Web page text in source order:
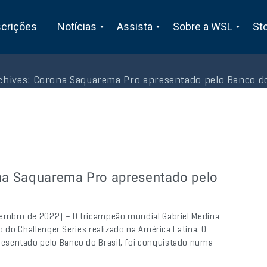
Notícias Assista Sobre a WSL
Corona Saquarema Pro apresentado pelo Banco
Saquarema Pro apresentado pelo
de 2022) – O tricampeão mundial Gabriel Medina
Challenger Series realizado na América Latina. O
pelo Banco do Brasil, foi conquistado numa